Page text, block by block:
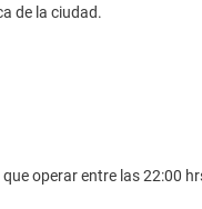
de la ciudad.
operar entre las 22:00